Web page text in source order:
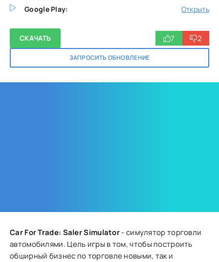
Google Play:
Открыть
СКАЧАТЬ
ЗАПРОСИТЬ ОБНОВЛЕНИЕ
7 2
Car For Trade: Saler Simulator- симулятор торговли
автомобилями. Цель игры в том, чтобы построить
обширный бизнес по торговле новыми, так и